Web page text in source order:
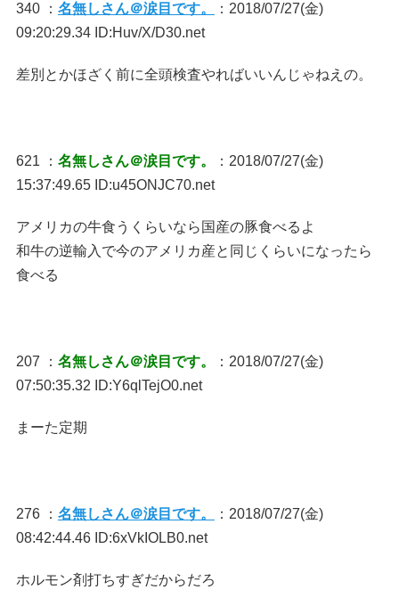
340 ： 名無しさん＠涙目です。
：2018/07/27(金)
09:20:29.34 ID:Huv/X/D30.net
差別とかほざく前に全頭検査やればいいんじゃねえの。
621 ： 名無しさん＠涙目です。
：2018/07/27(金)
15:37:49.65 ID:u45ONJC70.net
アメリカの牛食うくらいなら国産の豚食べるよ
和牛の逆輸入で今のアメリカ産と同じくらいになったら
食べる
207 ： 名無しさん＠涙目です。
：2018/07/27(金)
07:50:35.32 ID:Y6qlTejO0.net
まーた定期
276 ： 名無しさん＠涙目です。
：2018/07/27(金)
08:42:44.46 ID:6xVkIOLB0.net
ホルモン剤打ちすぎだからだろ